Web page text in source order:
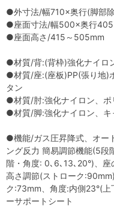
●外寸法/幅710×奥行(脚部
●座面寸法/幅500×奥行
●座面高さ/415～505mm
●材質/背:(背枠)強化ナイロ
●材質/座:(座板)PP(張り地)
タン
●材質/肘:強化ナイロン、ポ
●材質/脚:強化ナイロン、
●機能/ガス圧昇降式、オー
ング反力 簡易調節機能(5段
階・角度: 0､6､13､20°)、
高さ調節(ストローク
ク:73mm、角度:内側23°(
ーサポートシート